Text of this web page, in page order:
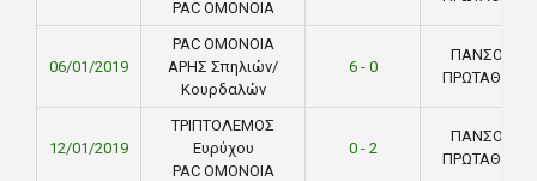
PAC ΟΜΟΝΟΙΑ
06/01/2019
PAC ΟΜΟΝΟΙΑ
ΑΡΗΣ Σπηλιών/
Κουρδαλών
6 - 0
ΠΑΝΣΟΛΕΙΟ
12/01/2019
ΤΡΙΠΤΟΛΕΜΟΣ
Ευρύχου
PAC ΟΜΟΝΟΙΑ
0 - 2
ΠΑΝΣΟΛΕΙΟ